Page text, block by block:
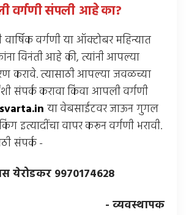
वर्गणी संपली आहेका?
वर्गणी या ऑक्टोबर महिन्यात
विनंती आहे की, त्यांनी आपल्या
करावे. त्यासाठी आपल्या जवळच्या
संपर्क करावा किंवा आपली वर्गणी
या वेबसाईटवर जाऊन गुगल
इत्यादींचा वापर करून वर्गणी भरावी.
संपर्क -
येरोडकर 9970174628
- व्यवस्थापक